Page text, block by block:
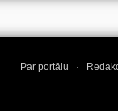
Par portālu ·